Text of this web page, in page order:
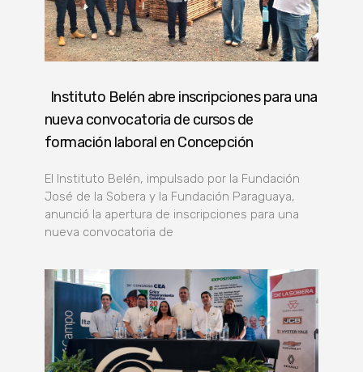
Instituto Belén abre inscripciones para una
nueva convocatoria de cursos de
formación laboral en Concepción
El Instituto Belén, impulsado por la Fundación
José de la Sobera y la Fundación Paraguaya,
anunció la apertura de inscripciones para una
nueva convocatoria de